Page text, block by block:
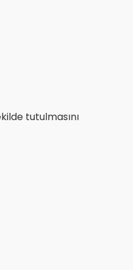
tutulmasını